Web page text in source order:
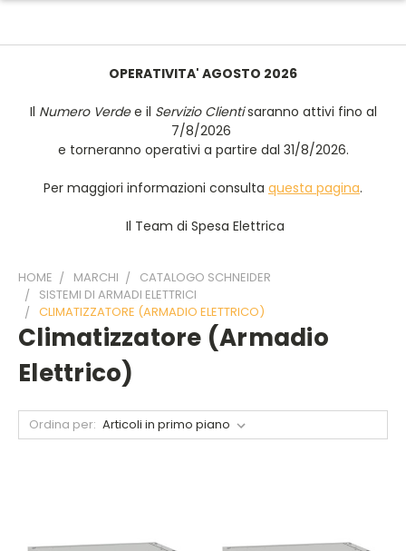
OPERATIVITA' AGOSTO 2026
Il Numero Verdee il Servizio Clientisaranno attivi fino al
7/8/2026
e torneranno operativi a partire dal 31/8/2026.
Per maggiori informazioni consulta questa pagina.
Il Team di Spesa Elettrica
HOME MARCHI
CATALOGO SCHNEIDER
SISTEMI DI ARMADI ELETTRICI
CLIMATIZZATORE (ARMADIO ELETTRICO)
Climatizzatore (armadio
Elettrico)
Ordina per: